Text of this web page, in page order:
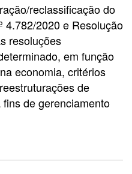
reclassificação do
4.782/2020 e Resolução
resoluções
em função
economia, critérios
de
de gerenciamento